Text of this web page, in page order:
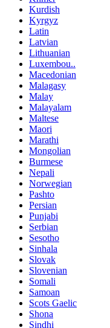
Kurdish
Kyrgyz
Latin
Latvian
Lithuanian
Luxembou..
Macedonian
Malagasy
Malay
Malayalam
Maltese
Maori
Marathi
Mongolian
Burmese
Nepali
Norwegian
Pashto
Persian
Punjabi
Serbian
Sesotho
Sinhala
Slovak
Slovenian
Somali
Samoan
Scots Gaelic
Shona
Sindhi